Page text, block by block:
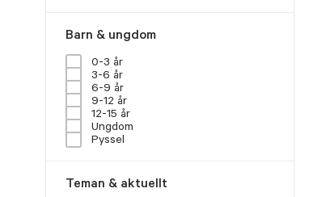
Barn & ungdom
0-3 år
3-6 år
6-9 år
9-12 år
12-15 år
Ungdom
Pyssel
Teman & aktuellt